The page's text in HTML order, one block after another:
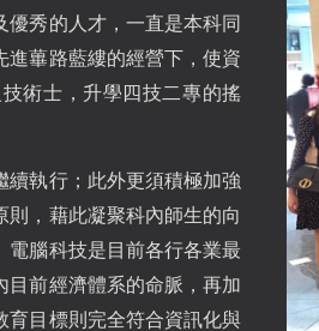
秀的人才，一直是本科同
進蓽路藍縷的經營下，使資
術士，升學四技二專的搖
續執行；此外更須積極加強
，藉此凝聚科內師生的向
電腦科技是目前各行各業最
目前經濟體系的命脈，再加
育目標則完全符合資訊化與